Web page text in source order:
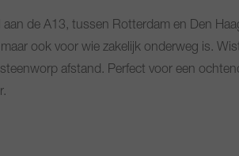
de A13, tussen Rotterdam en Den
ook voor wie zakelijk onderweg is.
afstand. Perfect voor een